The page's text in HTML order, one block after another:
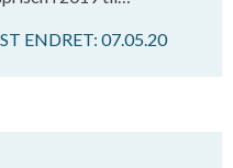
ENDRET: 07.05.20